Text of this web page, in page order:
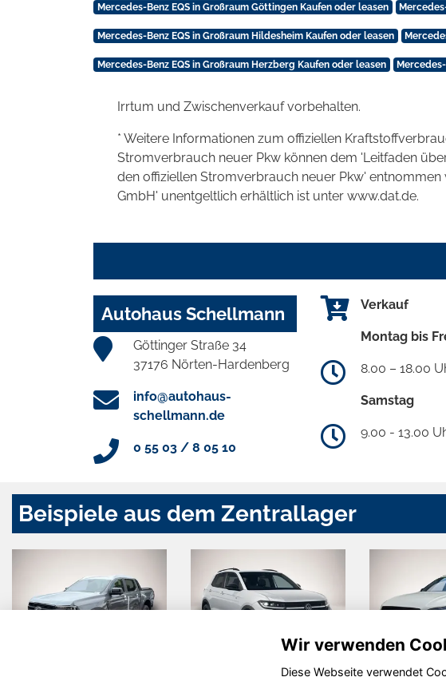
Mercedes-Benz EQS in Großraum Göttingen Kaufen oder leasen
Mercedes-Benz EQS in Großraum Hildesheim Kaufen oder leasen
Mercedes-Benz EQS in Großraum Herzberg Kaufen oder leasen
Irrtum und Zwischenverkauf vorbehalten.
* Weitere Informationen zum offiziellen
Stromverbrauch neuer Pkw können dem 'Leitfaden
den offiziellen Stromverbrauch neuer Pkw'
GmbH' unentgeltlich erhältlich ist unter www.dat.de.
Autohaus Schellmann
Göttinger Straße 34
37176 Nörten-Hardenberg
info@autohaus-
schellmann.de
0 55 03 / 8 05 10
Verkauf
Montag bis
8.00 – 18.00
Samstag
9.00 - 13.00
Beispiele aus dem Zentrallager
Wir verwenden
Diese Webseite verwendet